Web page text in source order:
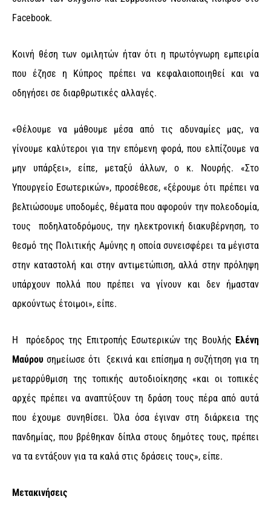
Facebook.
Κοινή θέση των ομιλητών ήταν ότι η πρωτόγνωρη εμπειρία
που έζησε η Κύπρος πρέπει να κεφαλαιοποιηθεί και να
οδηγήσει σε διαρθρωτικές αλλαγές.
«Θέλουμε να μάθουμε μέσα από τις αδυναμίες μας, να
γίνουμε καλύτεροι για την επόμενη φορά, που ελπίζουμε να
μην υπάρξει», είπε, μεταξύ άλλων, ο κ. Νουρής. «Στο
Υπουργείο Εσωτερικών», προσέθεσε, «ξέρουμε ότι πρέπει να
βελτιώσουμε υποδομές, θέματα που αφορούν την πολεοδομία,
τους ποδηλατοδρόμους, την ηλεκτρονική διακυβέρνηση, το
θεσμό της Πολιτικής Αμύνης η οποία συνεισφέρει τα μέγιστα
στην καταστολή και στην αντιμετώπιση, αλλά στην πρόληψη
υπάρχουν πολλά που πρέπει να γίνουν και δεν ήμασταν
αρκούντως έτοιμοι», είπε.
Η πρόεδρος της Επιτροπής Εσωτερικών της Βουλής Ελένη
Μαύρου σημείωσε ότι ξεκινά και επίσημα η συζήτηση για τη
μεταρρύθμιση της τοπικής αυτοδιοίκησης «και οι τοπικές
αρχές πρέπει να αναπτύξουν τη δράση τους πέρα από αυτά
που έχουμε συνηθίσει. Όλα όσα έγιναν στη διάρκεια της
πανδημίας, που βρέθηκαν δίπλα στους δημότες τους, πρέπει
να τα εντάξουν για τα καλά στις δράσεις τους», είπε.
Μετακινήσεις